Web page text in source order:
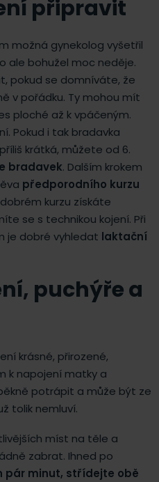
připravit
možná gynekolog vyšetřil
ale bohužel moc neděje.
pokud se domníváte, že
v pořádku. Ty mohou mít
ploché až k vpáčeným.
Pokud i tak bradavka
krátká, můžete od 6.
bradavek. Dalším krokem
předporodního kurzu
kurzu získáte
se s technikou kojení. Při
je dobré vyhledat laktační
puchýře a
krásné, přirozené,
k napojení matky a
potrápit a může být ze
tolik nemluví.
míst na těle a
zabrat. Ihned po
pár minut, střídejte obě